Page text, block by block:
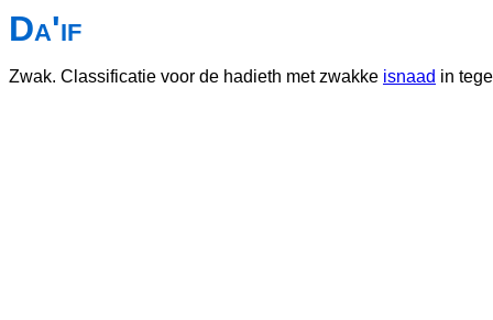
Da'if
Zwak. Classificatie voor de hadieth met zwakke isnaad in